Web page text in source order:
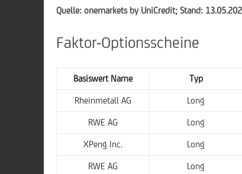
Quelle: onemarkets by UniCredit; Stand:
Faktor-Optionsscheine
Basiswert Name Typ
Rheinmetall AG Long
RWE AG Long
XPeng Inc. Long
RWE AG Long